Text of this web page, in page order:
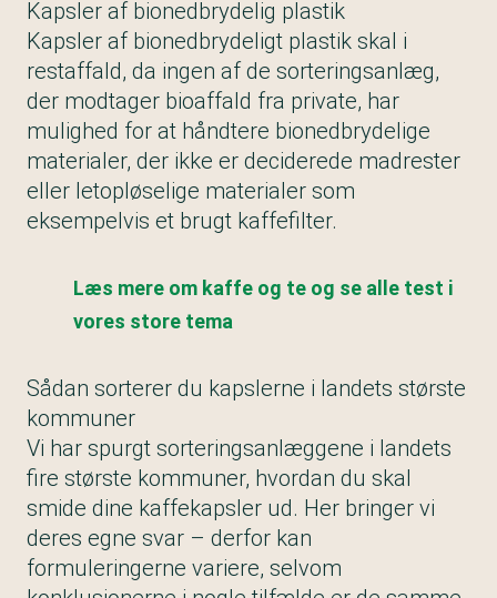
Kapsler af bionedbrydelig plastik
Kapsler af bionedbrydeligt plastik skal i
restaffald, da ingen af de sorteringsanlæg,
der modtager bioaffald fra private, har
mulighed for at håndtere bionedbrydelige
materialer, der ikke er deciderede madrester
eller letopløselige materialer som
eksempelvis et brugt kaffefilter.
Læs mere om kaffe og te og se alle test i
vores store tema
Sådan sorterer du kapslerne i landets største
kommuner
Vi har spurgt sorteringsanlæggene i landets
fire største kommuner, hvordan du skal
smide dine kaffekapsler ud. Her bringer vi
deres egne svar – derfor kan
formuleringerne variere, selvom